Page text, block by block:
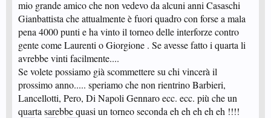
mio grande amico che non vedevo da alcuni anni Casaschi
Gianbattista che attualmente è fuori quadro con forse a mala
pena 4000 punti e ha vinto il torneo delle interforze contro
gente come Laurenti o Giorgione . Se avesse fatto i quarta li
avrebbe vinti facilmente....
Se volete possiamo già scommettere su chi vincerà il
prossimo anno..... speriamo che non rientrino Barbieri,
Lancellotti, Pero, Di Napoli Gennaro ecc. ecc. più che un
quarta sarebbe quasi un torneo seconda eh eh eh eh eh !!!!